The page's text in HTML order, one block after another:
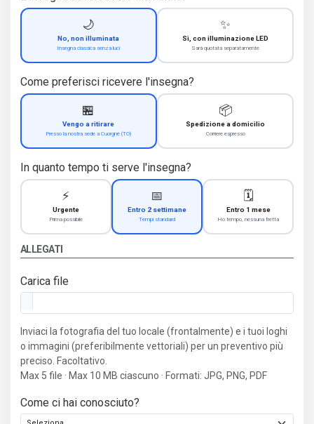
🌙
No, non illuminata
Insegna classica senza luci
✨
Sì, con illuminazione LED
Sarà quotata separatamente
Come preferisci ricevere l'insegna?
🏪
Vengo a ritirare
Presso la nostra sede a Cuorgnè (TO)
📦
Spedizione a domicilio
Corriere espresso
In quanto tempo ti serve l'insegna?
⚡
Urgente
Prima possibile
📅
Entro 2 settimane
Tempi standard
🗓️
Entro 1 mese
Ho tempo, nessuna fretta
ALLEGATI
Carica file
Inviaci la fotografia del tuo locale (frontalmente) e i tuoi loghi
o immagini (preferibilmente vettoriali) per un preventivo più
preciso. Facoltativo.
Max 5 file · Max 10 MB ciascuno · Formati: JPG, PNG, PDF
Come ci hai conosciuto?